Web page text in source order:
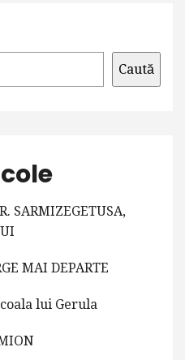
Caută
SARMIZEGETUSA,
MAI DEPARTE
lui Gerula